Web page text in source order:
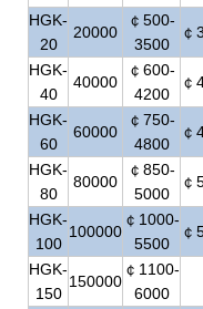
HGK-
20
20000
￠500-
3500
￠
HGK-
40
40000
￠600-
4200
￠
HGK-
60
60000
￠750-
4800
￠
HGK-
80
80000
￠850-
5000
￠
HGK-
100
100000
￠1000-
5500
￠
HGK-
150
150000
￠1100-
6000